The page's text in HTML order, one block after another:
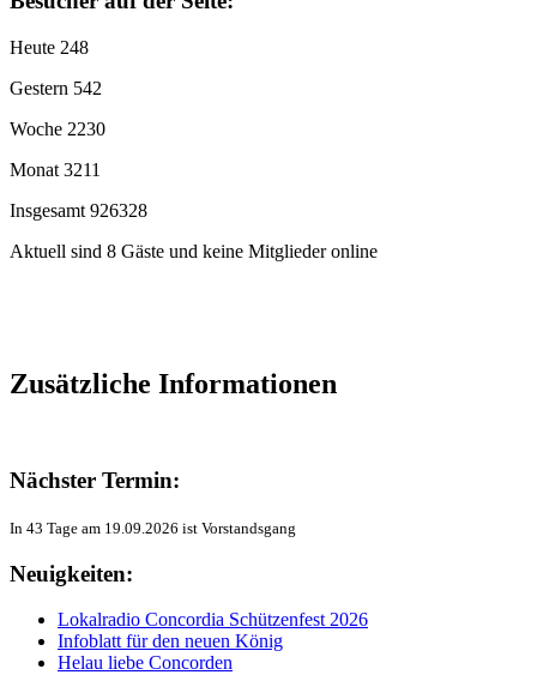
Heute 248
Gestern 542
Woche 2230
Monat 3211
Insgesamt 926328
Aktuell sind 8 Gäste und keine Mitglieder online
Zusätzliche Informationen
Nächster Termin:
In 43 Tage am 19.09.2026 ist Vorstandsgang
Neuigkeiten:
Lokalradio Concordia Schützenfest 2026
Infoblatt für den neuen König
Helau liebe Concorden